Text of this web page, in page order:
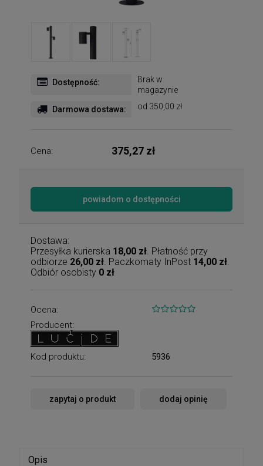
Dostępność:
Brak w
magazynie
Darmowa dostawa: od 350,00 zł
Cena: 375,27 zł
powiadom o dostępności
Dostawa:
Przesyłka kurierska 18,00 zł . Płatność przy
odbiorze 26,00 zł . Paczkomaty InPost 14,00 zł
Odbiór osobisty 0 zł
Ocena:
Producent:
Kod produktu: 5936
zapytaj o produkt dodaj opinię
Opis